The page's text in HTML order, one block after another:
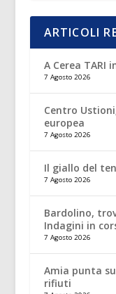
ARTICOLI
A Cerea TARI
7 Agosto 2026
Centro
europea
7 Agosto 2026
Il giallo del
7 Agosto 2026
Bardolino,
Indagini in
7 Agosto 2026
Amia punta
rifiuti